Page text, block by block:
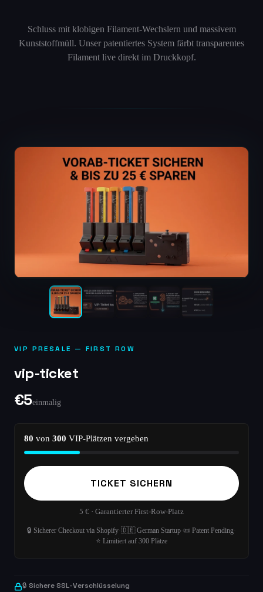
Schluss mit klobigen Filament-Wechslern und massivem
Kunststoffmüll. Unser patentiertes System färbt transparentes
Filament live direkt im Druckkopf.
VIP PRESALE — FIRST ROW
vip-ticket
€5einmalig
80 von 300 VIP-Plätzen vergeben
TICKET SICHERN
5 € · Garantierter First-Row-Platz
🔒 Sicherer Checkout via Shopify·🇩🇪 German Startup·📜 Patent Pending·
⭐ Limitiert auf 300 Plätze
🔒 Sichere SSL-Verschlüsselung